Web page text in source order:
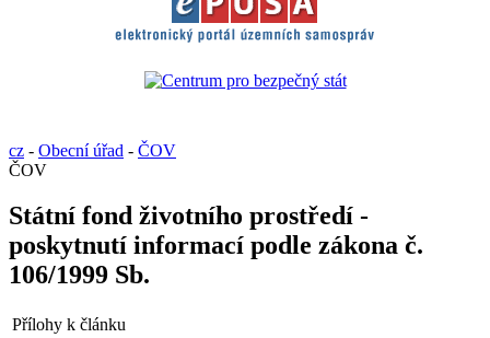
cz - Obecní úřad - ČOV
ČOV
Státní fond životního prostředí -
poskytnutí informací podle zákona č.
106/1999 Sb.
Přílohy k článku